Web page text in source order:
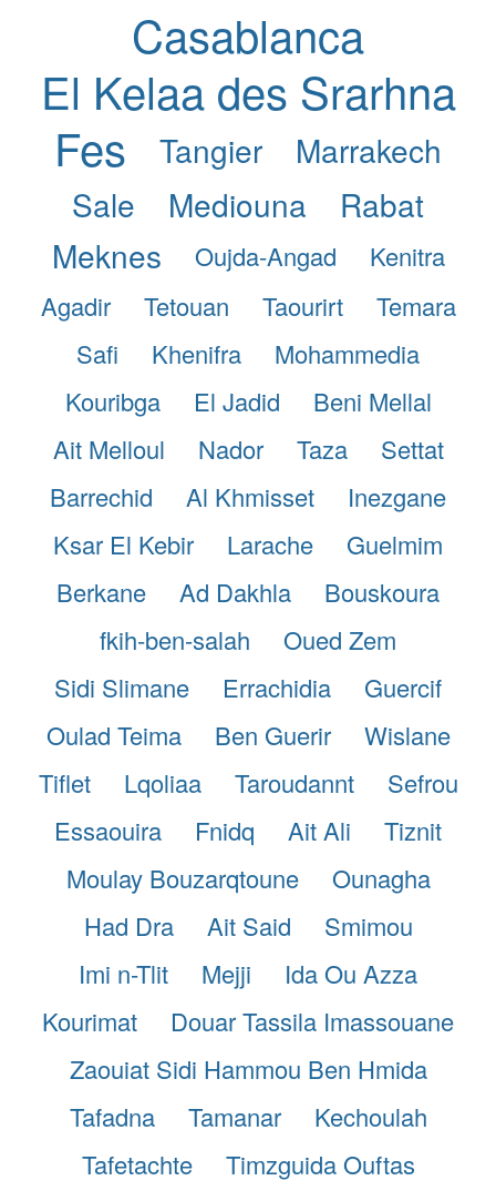
Casablanca
El Kelaa des Srarhna
Fes
Tangier
Marrakech
Sale
Mediouna
Rabat
Meknes
Oujda-Angad
Kenitra
Agadir
Tetouan Taourirt
Temara
Safi
Khenifra
Mohammedia
Kouribga
El Jadid
Beni Mellal
Ait Melloul
Nador Taza
Settat
Barrechid
Al Khmisset
Inezgane
Ksar El Kebir
Larache
Guelmim
Berkane
Ad Dakhla
Bouskoura
fkih-ben-salah
Oued Zem
Sidi Slimane
Errachidia
Guercif
Oulad Teima
Ben Guerir
Wislane
Tiflet
Lqoliaa Taroudannt
Sefrou
Essaouira
Fnidq Ait Ali
Tiznit
Moulay Bouzarqtoune
Ounagha
Had Dra
Ait Said
Smimou
Imi n-Tlit
Mejji
Ida Ou Azza
Kourimat
Douar Tassila Imassouane
Zaouiat Sidi Hammou Ben Hmida
Tafadna
Tamanar
Kechoulah
Tafetachte
Timzguida Ouftas